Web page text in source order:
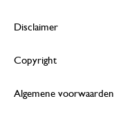
Disclaimer
Copyright
Algemene voorwaarden